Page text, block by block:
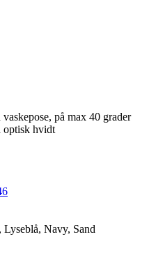
på max 40 grader
optisk hvidt
Navy, Sand